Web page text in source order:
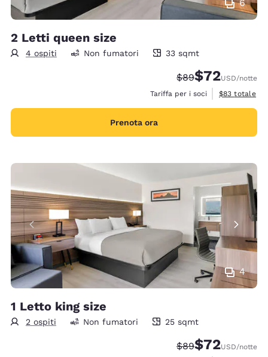
6
2 Letti queen size
4 ospiti
33 metri quadri
Non fumatori 33 sqmt
Tariffa di barratura:
$89Tariffa
$72USD/notte
Tariffa per i soci
Visualizza i
$83 totale
Prenota ora
4
1 Letto king size
2 ospiti
25 metri quadri
Non fumatori 25 sqmt
Tariffa di barratura:
$89Tariffa
$72USD/notte